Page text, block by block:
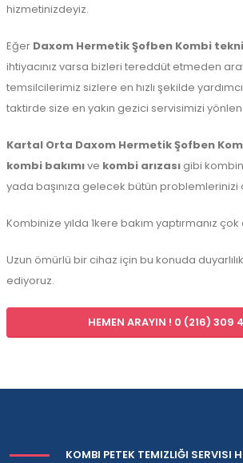
hizmetinizdeyiz.
Eğer Daxom Hermetik Şofben Kombi
ihtiyacınız varsa bizleri tereddüt etmeden
temsilcilerimiz sizlere en hızlı şekilde
taktirde size en yakın gezici servisimizi
Kartal Orta Daxom Hermetik Şofben
kombi bakımıve kombi arızası gibi
yada başınıza gelecek bütün problemlerinizi
Kombinize yılda 1kere bakım yaptırmanız
Uzun ömürlü bir cihaz için bu konuda
ediyoruz.
HEMEN ARAYIN ! 0 (216) 309
KOMBI PETEK TEMIZLIĞI SERVISI